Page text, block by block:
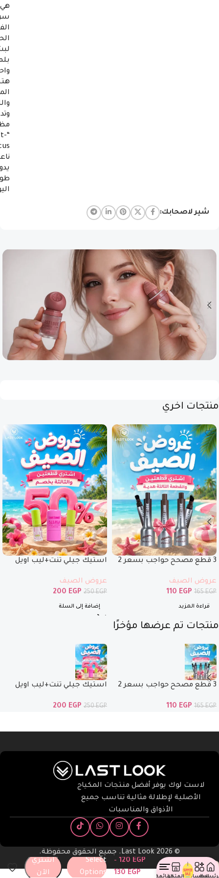
هي
شير لاصحابك:
منتجات اخري
3 قطع مصحح حواجب بسعر 2
عروض الصيف
165EGP
110 EGP
قراءة المزيد
استيك جيلي تنت+ليب اويل
عروض الصيف
250EGP
200 EGP
إضافة إلى السلة
منتجات تم عرضها مؤخرًا
3 قطع مصحح حواجب بسعر 2
165EGP
110 EGP
استيك جيلي تنت+ليب اويل
250EGP
200 EGP
لاست لوك يوفر أفضل منتجات المكياج
الأصلية لإطلالة مثالية تناسب جميع
الأذواق والمناسبات
©️ 2026 Last Look. جميع الحقوق محفوظة.
كومبكت
بودر
120 EGP
–
130 EGP
Select
Options
اشتري
الآن
الاقسام المتجرالقائمة